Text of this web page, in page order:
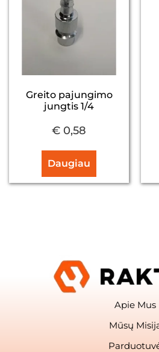
Greito pajungimo
jungtis 1/4
€ 0,58
Daugiau
Apie Mus
Mūsų